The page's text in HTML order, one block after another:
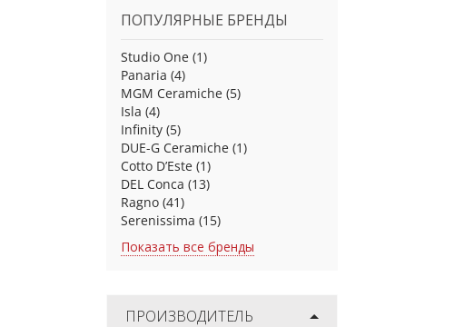
ПОПУЛЯРНЫЕ БРЕНДЫ
Studio One (1)
Panaria (4)
MGM Ceramiche (5)
Isla (4)
Infinity (5)
DUE-G Ceramiche (1)
Cotto D’Este (1)
DEL Conca (13)
Ragno (41)
Serenissima (15)
Показать все бренды
ПРОИЗВОДИТЕЛЬ